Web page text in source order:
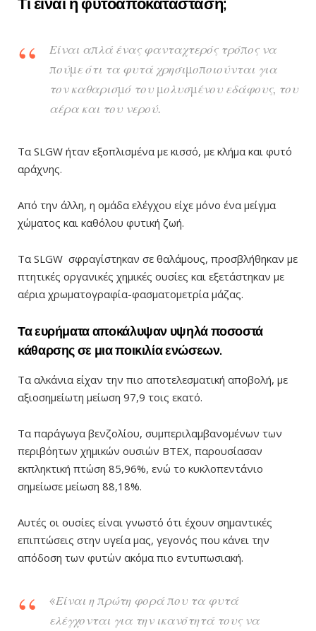
Είναι απλά ένας φανταχτερός τρόπος να
πούμε ότι τα φυτά χρησιμοποιούνται για
τον καθαρισμό του μολυσμένου εδάφους, του
αέρα και του νερού.
Τα SLGW ήταν εξοπλισμένα με κισσό, με κλήμα και φυτό
αράχνης.
Από την άλλη, η ομάδα ελέγχου είχε μόνο ένα μείγμα
χώματος και καθόλου φυτική ζωή.
Τα SLGW σφραγίστηκαν σε θαλάμους, προσβλήθηκαν με
πτητικές οργανικές χημικές ουσίες και εξετάστηκαν με
αέρια χρωματογραφία-φασματομετρία μάζας.
Τα ευρήματα αποκάλυψαν υψηλά ποσοστά
κάθαρσης σε μια ποικιλία ενώσεων.
Τα αλκάνια είχαν την πιο αποτελεσματική αποβολή, με
αξιοσημείωτη μείωση 97,9 τοις εκατό.
Τα παράγωγα βενζολίου, συμπεριλαμβανομένων των
περιβόητων χημικών ουσιών BTEX, παρουσίασαν
εκπληκτική πτώση 85,96%, ενώ το κυκλοπεντάνιο
σημείωσε μείωση 88,18%.
Αυτές οι ουσίες είναι γνωστό ότι έχουν σημαντικές
επιπτώσεις στην υγεία μας, γεγονός που κάνει την
απόδοση των φυτών ακόμα πιο εντυπωσιακή.
«Είναι η πρώτη φορά που τα φυτά
ελέγχονται για την ικανότητά τους να